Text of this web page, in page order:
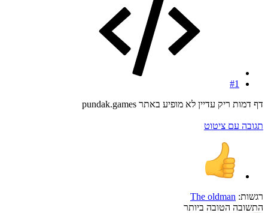
#1
דף דמות ריק עדיין לא מופיע באתר pundak.games
תגובה עם ציטוט
רגשות: The oldman
התשובה הטובה ביותר